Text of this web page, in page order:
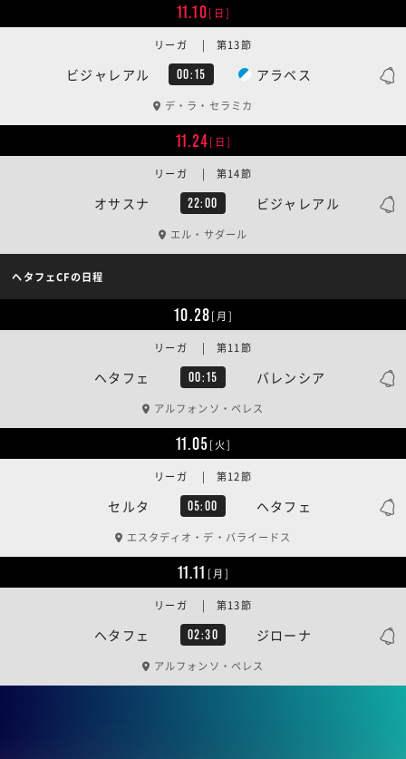
11.10[日]
ビジャレアル 00:15 アラベス
リーガ | 第13節
デ・ラ・セラミカ
11.24[日]
オサスナ 22:00 ビジャレアル
リーガ | 第14節
エル・サダール
ヘタフェCFの日程
10.28[月]
ヘタフェ 00:15 バレンシア
リーガ | 第11節
アルフォンソ・ペレス
11.05[火]
セルタ 05:00 ヘタフェ
リーガ | 第12節
エスタディオ・デ・バライードス
11.11 [月]
ヘタフェ 02:30 ジローナ
リーガ | 第13節
アルフォンソ・ペレス